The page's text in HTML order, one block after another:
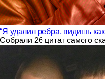
“Я удалил ребра, видишь
Собрали 26 цитат самого